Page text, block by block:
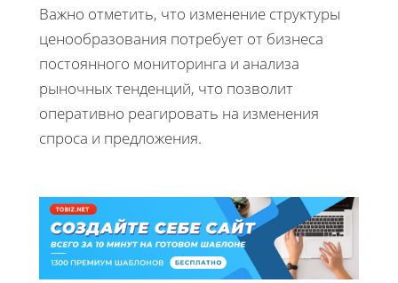
Важно отметить, что изменение структуры
ценообразования потребует от бизнеса
постоянного мониторинга и анализа
рыночных тенденций, что позволит
оперативно реагировать на изменения
спроса и предложения.